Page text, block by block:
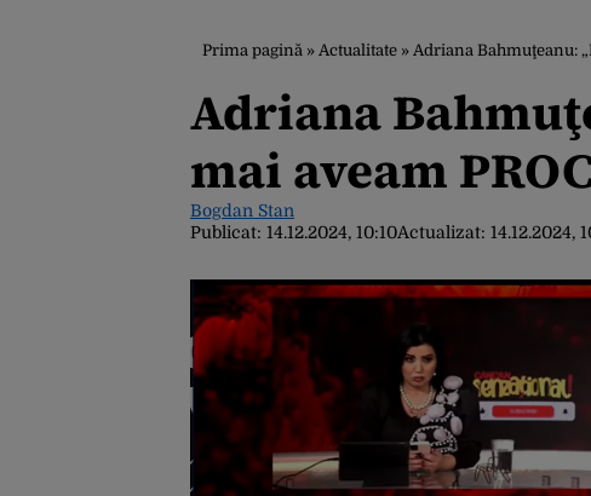
Prima pagină » Actualitate » Adriana Bahmuţeanu:
Adriana
mai aveam
Bogdan Stan
Publicat: 14.12.2024, 10:10Actualizat: 14.12.2024,